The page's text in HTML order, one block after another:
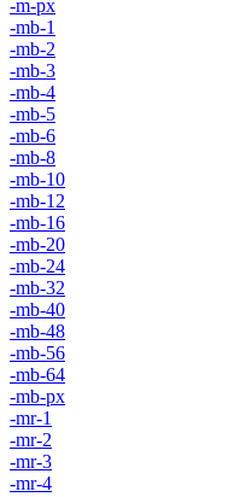
-m-px
-mb-1
-mb-2
-mb-3
-mb-4
-mb-5
-mb-6
-mb-8
-mb-10
-mb-12
-mb-16
-mb-20
-mb-24
-mb-32
-mb-40
-mb-48
-mb-56
-mb-64
-mb-px
-mr-1
-mr-2
-mr-3
-mr-4